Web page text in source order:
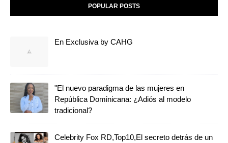
POPULAR POSTS
En Exclusiva by CAHG
"El nuevo paradigma de las mujeres en
República Dominicana: ¿Adiós al modelo
tradicional?
Celebrity Fox RD,Top10,El secreto detrás de un